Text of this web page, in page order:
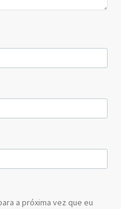
a próxima vez que eu